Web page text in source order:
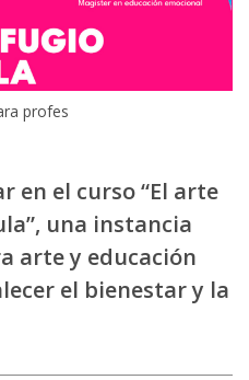
profes
en el curso “El arte
una instancia
arte y educación
el bienestar y la